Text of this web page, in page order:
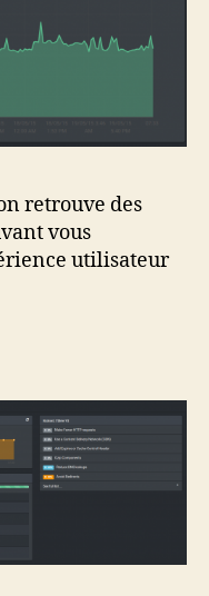
retrouve des
vous
utilisateur